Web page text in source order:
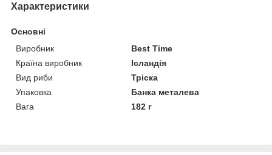
Характеристики
Основні
Виробник
Best Time
Країна виробник
Ісландія
Вид риби
Тріска
Упаковка
Банка металева
Вага
182 г